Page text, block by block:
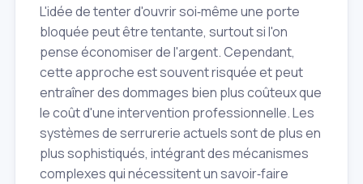
L'idée de tenter d'ouvrir soi‑même une porte
bloquée peut être tentante, surtout si l'on
pense économiser de l'argent. Cependant,
cette approche est souvent risquée et peut
entraîner des dommages bien plus coûteux que
le coût d'une intervention professionnelle. Les
systèmes de serrurerie actuels sont de plus en
plus sophistiqués, intégrant des mécanismes
complexes qui nécessitent un savoir‑faire